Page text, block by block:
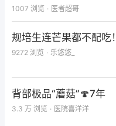
1007 浏览 · 医者超哥
规培生连芒果都不配吃！
9272 浏览 · 乐悠悠_
背部极品“蘑菇”🍄7年
3.3 万 浏览 · 医院喜洋洋